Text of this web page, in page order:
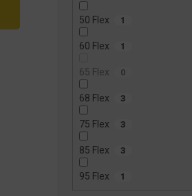
50 Flex 1
60 Flex 1
65 Flex 0
68 Flex 3
75 Flex 3
85 Flex 3
95 Flex 1